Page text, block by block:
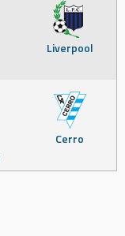
Liverpool
Cerro